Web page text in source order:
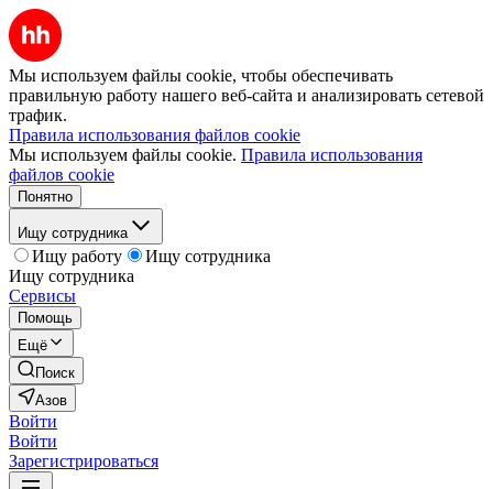
Мы используем файлы cookie, чтобы обеспечивать
правильную работу нашего веб-сайта и анализировать сетевой
трафик.
Правила использования файлов cookie
Мы используем файлы cookie. Правила использования
файлов cookie
Понятно
Ищу сотрудника
Ищу работу
Ищу сотрудника
Ищу сотрудника
Сервисы
Помощь
Ещё
Поиск
Азов
Войти
Войти
Зарегистрироваться